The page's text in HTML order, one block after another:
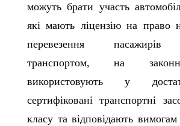
можуть брати участь
які мають ліцензію на право
перевезення пасажирів
транспортом, на
використовують у
сертифіковані транспортні
класу та відповідають